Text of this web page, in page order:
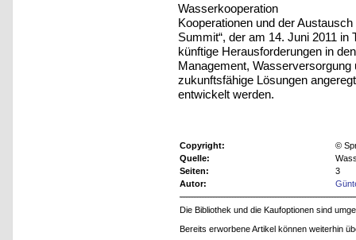
Wasserkooperation
Kooperationen und der
Summit“, der am 14. Juni 2011
künftige Herausforderungen in
Management,
zukunftsfähige Lösungen
entwickelt werden.
Copyright:
©
Quelle:
Seiten:
3
Autor:
Die Bibliothek und die Kaufoptionen sind
Bereits erworbene Artikel können weiterhin